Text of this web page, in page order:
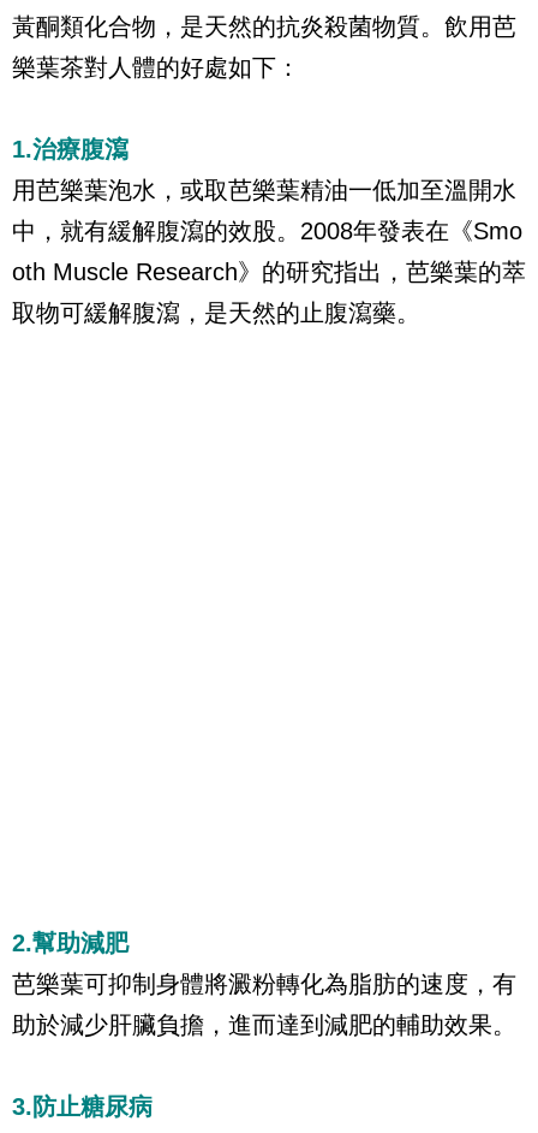
黃酮類化合物，是天然的抗炎殺菌物質。飲用芭
樂葉茶對人體的好處如下：
1.治療腹瀉
用芭樂葉泡水，或取芭樂葉精油一低加至溫開水
中，就有緩解腹瀉的效股。2008年發表在《Smo
oth Muscle Research》的研究指出，芭樂葉的萃
取物可緩解腹瀉，是天然的止腹瀉藥。
2.幫助減肥
芭樂葉可抑制身體將澱粉轉化為脂肪的速度，有
助於減少肝臟負擔，進而達到減肥的輔助效果。
3.防止糖尿病